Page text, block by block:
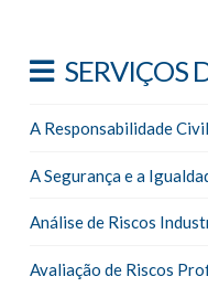
SERVIÇOS
A Responsabilidade
A Segurança e a
Análise de Riscos
Avaliação de Riscos